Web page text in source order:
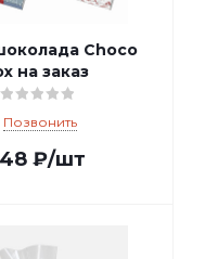
Choco
на заказ
Позвонить
₽/шт